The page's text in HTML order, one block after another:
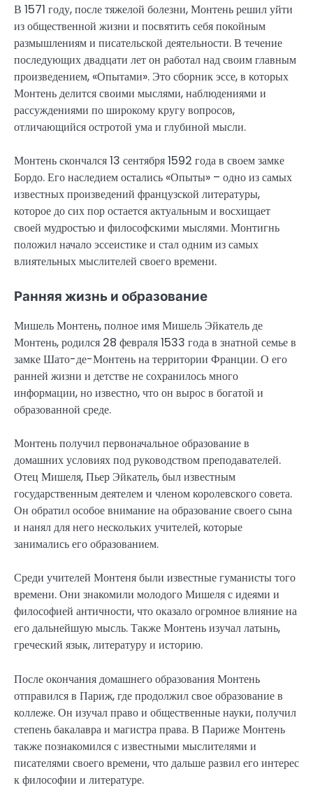
В 1571 году, после тяжелой болезни, Монтень решил уйти
из общественной жизни и посвятить себя покойным
размышлениям и писательской деятельности. В течение
последующих двадцати лет он работал над своим главным
произведением, «Опытами». Это сборник эссе, в которых
Монтень делится своими мыслями, наблюдениями и
рассуждениями по широкому кругу вопросов,
отличающийся остротой ума и глубиной мысли.
Монтень скончался 13 сентября 1592 года в своем замке
Бордо. Его наследием остались «Опыты» – одно из самых
известных произведений французской литературы,
которое до сих пор остается актуальным и восхищает
своей мудростью и философскими мыслями. Монтигнь
положил начало эссеистике и стал одним из самых
влиятельных мыслителей своего времени.
Ранняя жизнь и образование
Мишель Монтень, полное имя Мишель Эйкатель де
Монтень, родился 28 февраля 1533 года в знатной семье в
замке Шато-де-Монтень на территории Франции. О его
ранней жизни и детстве не сохранилось много
информации, но известно, что он вырос в богатой и
образованной среде.
Монтень получил первоначальное образование в
домашних условиях под руководством преподавателей.
Отец Мишеля, Пьер Эйкатель, был известным
государственным деятелем и членом королевского совета.
Он обратил особое внимание на образование своего сына
и нанял для него нескольких учителей, которые
занимались его образованием.
Среди учителей Монтеня были известные гуманисты того
времени. Они знакомили молодого Мишеля с идеями и
философией античности, что оказало огромное влияние на
его дальнейшую мысль. Также Монтень изучал латынь,
греческий язык, литературу и историю.
После окончания домашнего образования Монтень
отправился в Париж, где продолжил свое образование в
коллеже. Он изучал право и общественные науки, получил
степень бакалавра и магистра права. В Париже Монтень
также познакомился с известными мыслителями и
писателями своего времени, что дальше развил его интерес
к философии и литературе.